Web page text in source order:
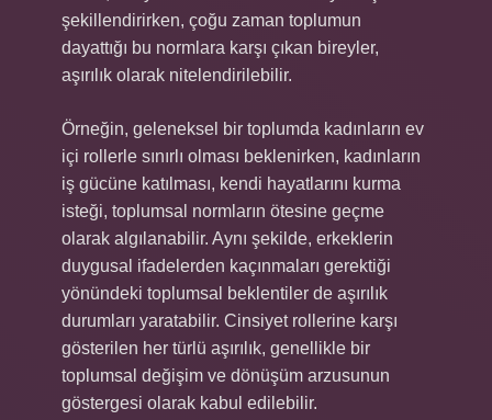
şekillendirirken, çoğu zaman toplumun
dayattığı bu normlara karşı çıkan bireyler,
aşırılık olarak nitelendirilebilir.
Örneğin, geleneksel bir toplumda kadınların ev
içi rollerle sınırlı olması beklenirken, kadınların
iş gücüne katılması, kendi hayatlarını kurma
isteği, toplumsal normların ötesine geçme
olarak algılanabilir. Aynı şekilde, erkeklerin
duygusal ifadelerden kaçınmaları gerektiği
yönündeki toplumsal beklentiler de aşırılık
durumları yaratabilir. Cinsiyet rollerine karşı
gösterilen her türlü aşırılık, genellikle bir
toplumsal değişim ve dönüşüm arzusunun
göstergesi olarak kabul edilebilir.